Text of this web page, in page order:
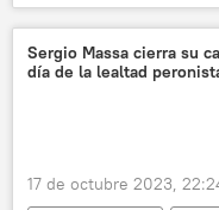
Palestina
Israel
política
seguridad
🛡️ Zonas de conflicto
Sergio Massa cierra su
día de la lealtad
17 de octubre 2023,